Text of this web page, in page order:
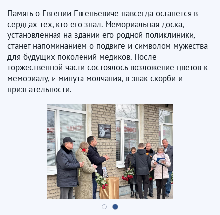
Память о Евгении Евгеньевиче навсегда останется в
сердцах тех, кто его знал. Мемориальная доска,
установленная на здании его родной поликлиники,
станет напоминанием о подвиге и символом мужества
для будущих поколений медиков. После
торжественной части состоялось возложение цветов к
мемориалу, и минута молчания, в знак скорби и
признательности.